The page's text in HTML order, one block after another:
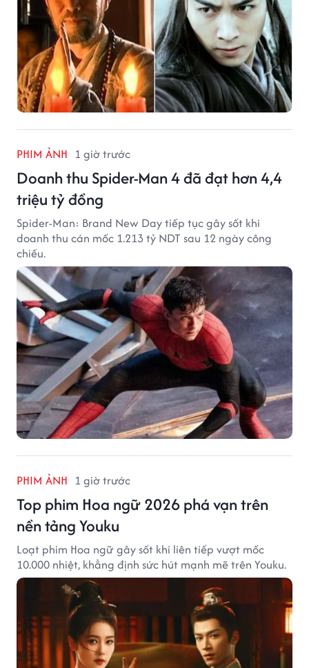
PHIM ẢNH 1 giờ trước
Doanh thu Spider-Man 4 đã đạt hơn 4,4
triệu tỷ đồng
Spider-Man: Brand New Day tiếp tục gây sốt khi
doanh thu cán mốc 1.213 tỷ NDT sau 12 ngày công
chiếu.
PHIM ẢNH 1 giờ trước
Top phim Hoa ngữ 2026 phá vạn trên
nền tảng Youku
Loạt phim Hoa ngữ gây sốt khi liên tiếp vượt mốc
10.000 nhiệt, khẳng định sức hút mạnh mẽ trên Youku.